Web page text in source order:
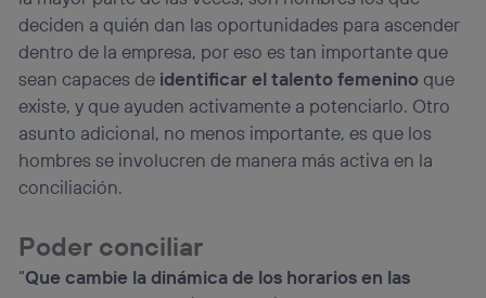
deciden a quién dan las oportunidades para ascender
dentro de la empresa, por eso es tan importante que
sean capaces de identificar el talento femeninoque
existe, y que ayuden activamente a potenciarlo. Otro
asunto adicional, no menos importante, es que los
hombres se involucren de manera más activa en la
conciliación.
Poder conciliar
“Que cambie la dinámica de los horarios en las